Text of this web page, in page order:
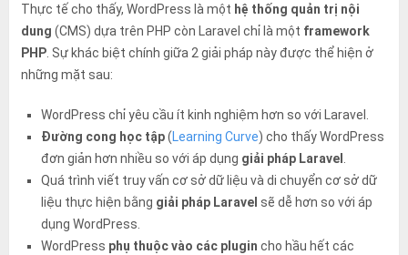
Thực tế cho thấy, WordPress là một hệ thống quản trị nội
dung (CMS) dựa trên PHP còn Laravel chỉ là một framework
PHP. Sự khác biệt chính giữa 2 giải pháp này được thể hiện ở
những mặt sau:
WordPress chỉ yêu cầu ít kinh nghiệm hơn so với Laravel.
Đường cong học tập(Learning Curve) cho thấy WordPress
đơn giản hơn nhiều so với áp dụng giải pháp Laravel .
Quá trình viết truy vấn cơ sở dữ liệu và di chuyển cơ sở dữ
liệu thực hiện bằng giải pháp Laravel sẽ dễ hơn so với áp
dụng WordPress.
WordPress phụ thuộc vào các plugin cho hầu hết các